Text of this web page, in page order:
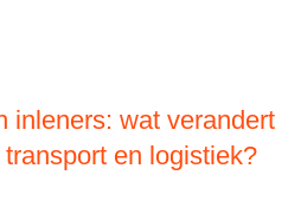
inleners: wat verandert
transport en logistiek?